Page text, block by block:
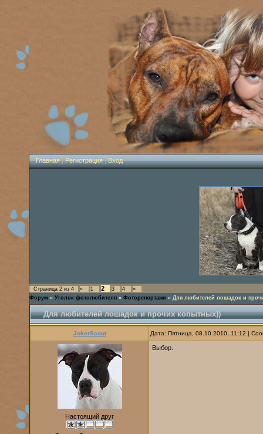
Главная|Регистрация|Вход
Страница 2 из 4 « 1 2 3 4
»
Форум » Уголок фотолюбителя » Фоторепортажи » Для любителей лошадок и
Для любителей лошадок и прочих копытных))
JokerScout Дата: Пятница, 08.10.2010, 11:12 |
Настоящий друг
Выбор.